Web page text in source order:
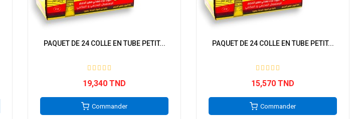
PAQUET DE 24 COLLE EN TUBE PETIT...
19,340 TND
Commander
PAQUET DE 24 COLLE EN TUBE PETIT...
15,570 TND
Commander